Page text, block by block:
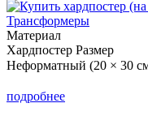
Материал
Хардпостер Размер
Неформатный (20 × 30
подробнее